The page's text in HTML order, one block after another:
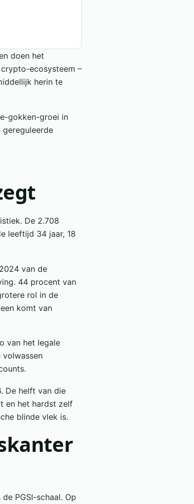
doen het
ecosysteem –
herin te
gokken-groei in
De 2.708
leeftijd 34 jaar, 18
van de
44 procent van
rol in de
komt van
van het legale
De helft van die
en het hardst zelf
blinde vlek is.
PGSI-schaal. Op